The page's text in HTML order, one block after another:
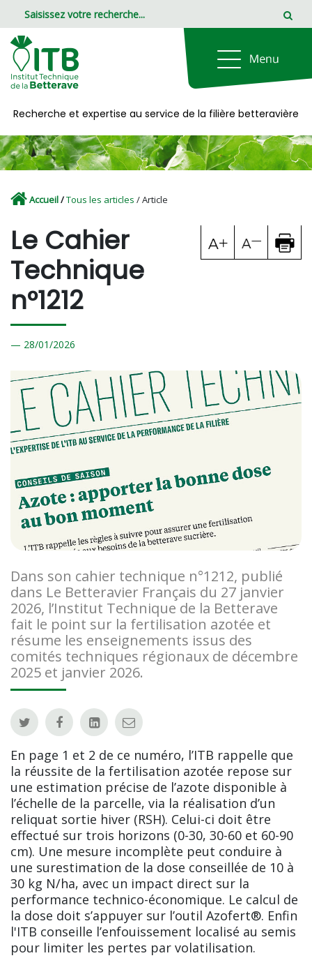
Recherche et expertise au service de la filière betteravière
Accueil/Tous les articles / Article
Le Cahier
Technique
n°1212
28/01/2026
Dans son cahier technique n°1212, publié
dans Le Betteravier Français du 27 janvier
2026, l’Institut Technique de la Betterave
fait le point sur la fertilisation azotée et
résume les enseignements issus des
comités techniques régionaux de décembre
2025 et janvier 2026.
En page 1 et 2 de ce numéro, l’ITB rappelle que
la réussite de la fertilisation azotée repose sur
une estimation précise de l’azote disponible à
l’échelle de la parcelle, via la réalisation d’un
reliquat sortie hiver (RSH). Celui-ci doit être
effectué sur trois horizons (0-30, 30-60 et 60-90
cm). Une mesure incomplète peut conduire à
une surestimation de la dose conseillée de 10 à
30 kg N/ha, avec un impact direct sur la
performance technico-économique. Le calcul de
la dose doit s’appuyer sur l’outil Azofert®. Enfin
l'ITB conseille l’enfouissement localisé au semis
pour limiter les pertes par volatilisation.
Panneau de gestion des cookies